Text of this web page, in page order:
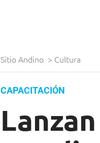
Sitio Andino > Cultura
CAPACITACIÓN